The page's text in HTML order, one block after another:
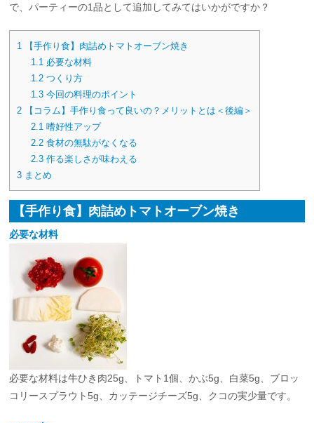
で、パーティーの1品として追加してみてはいかがですか？
1
【手作り食】肉詰めトマトオーブン焼き
1.1 必要な材料
1.2 つくり方
1.3 今回の料理のポイント
2 【コラム】手作り食って良いの？メリットとは＜後編＞
2.1 嗜好性アップ
2.2 食材の無駄がなくなる
2.3 作る楽しさが味わえる
3 まとめ
【手作り食】肉詰めトマトオーブン焼き
必要な材料
必要な材料は牛ひき肉25g、トマト1個、かぶ5g、白菜5g、ブロッ
コリースプラウト5g、カッテージチーズ5g、クコの実少量です。